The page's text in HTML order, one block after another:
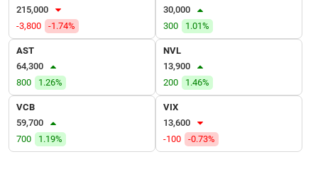
215,000
-3,800
-1.74%
30,000
300
1.01%
AST
64,300
800
1.26%
NVL
13,900
200
1.46%
VCB
59,700
700
1.19%
VIX
13,600
-100
-0.73%
BẤT
ĐỘNG
SẢN
Mã
chứng
khoán
(-)